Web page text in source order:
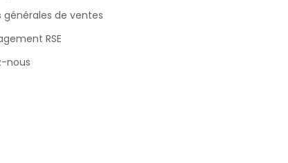
générales de ventes
RSE
nous